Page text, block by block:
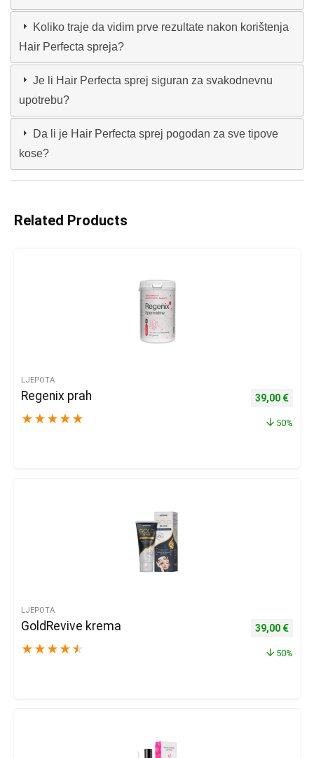
Koliko traje da vidim prve rezultate nakon korištenja
Hair Perfecta spreja?
Je li Hair Perfecta sprej siguran za svakodnevnu
upotrebu?
Da li je Hair Perfecta sprej pogodan za sve tipove
kose?
Related Products
LJEPOTA
Regenix prah
★ ★ ★ ★ ★
Izvorna
39,00 €
50%
LJEPOTA
GoldRevive krema
★ ★ ★ ★ ★
Izvorna
39,00 €
50%